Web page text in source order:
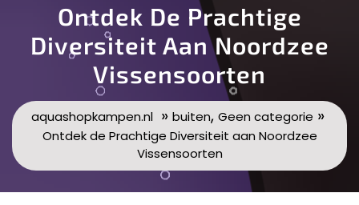
Ontdek De Prachtige
Diversiteit Aan Noordzee
Vissensoorten
aquashopkampen.nl» buiten, Geen categorie »
Ontdek de Prachtige Diversiteit aan Noordzee
Vissensoorten